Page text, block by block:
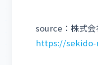
source：株式
https://